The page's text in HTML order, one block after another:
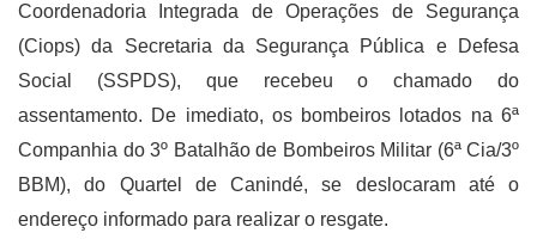
Coordenadoria Integrada de Operações de Segurança
(Ciops) da Secretaria da Segurança Pública e Defesa
Social (SSPDS), que recebeu o chamado do
assentamento. De imediato, os bombeiros lotados na 6ª
Companhia do 3º Batalhão de Bombeiros Militar (6ª Cia/3º
BBM), do Quartel de Canindé, se deslocaram até o
endereço informado para realizar o resgate.